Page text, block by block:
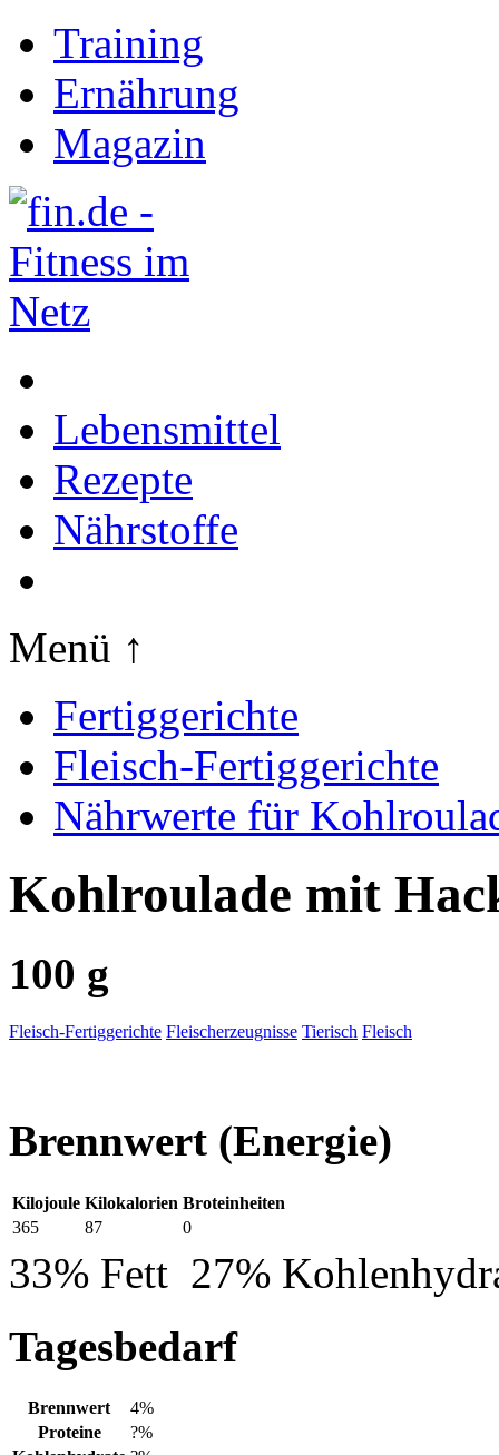
Training
Ernährung
Magazin
Lebensmittel
Rezepte
Nährstoffe
Menü ↑
Fertiggerichte
Fleisch-Fertiggerichte
Nährwerte für
Kohlroulade mit
100 g
Fleisch-Fertiggerichte Fleischerzeugnisse Tierisch Fleisch
Brennwert (Energie)
Kilojoule Kilokalorien Broteinheiten
365
87 0
33% Fett 27%
Tagesbedarf
Brennwert
4%
Proteine
?%